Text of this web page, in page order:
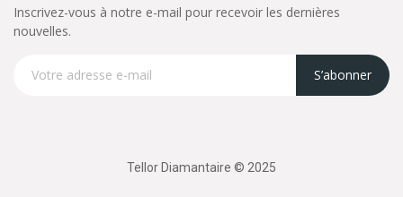
Inscrivez-vous à notre e-mail pour recevoir les dernières
nouvelles.
S’abonner
Tellor Diamantaire © 2025